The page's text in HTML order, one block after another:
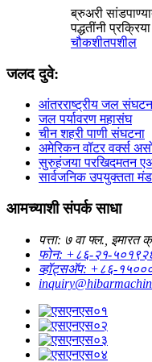
ब्रुअरी
पद्धतींनी
चौकशीतपशील
जलद दुवे:
आंतरराष्ट्रीय जल
जल पर्यावरण महासंघ
चीन शहरी पाणी संघटना
अमेरिकन वॉटर वर्क्स
सुरुहंजया परखिदमतन
सार्वजनिक उपयुक्तता
आमच्याशी संपर्क साधा
पत्ता: ७ वा फ्ल., इमारत
फोन: +८६-२१-
व्हॉट्सअ‍ॅप: +८६-